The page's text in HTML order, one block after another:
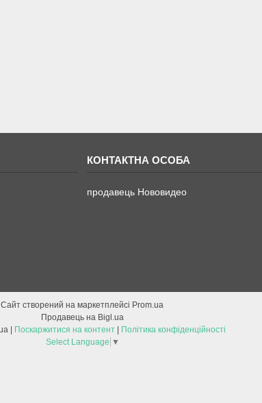
продавець Нововидео
Сайт створений на маркетплейсі Prom.ua
Продавець на Bigl.ua
Novovideo.com.ua | Поскаржитися на контент | Політика конфіденційності
Select Language ▼